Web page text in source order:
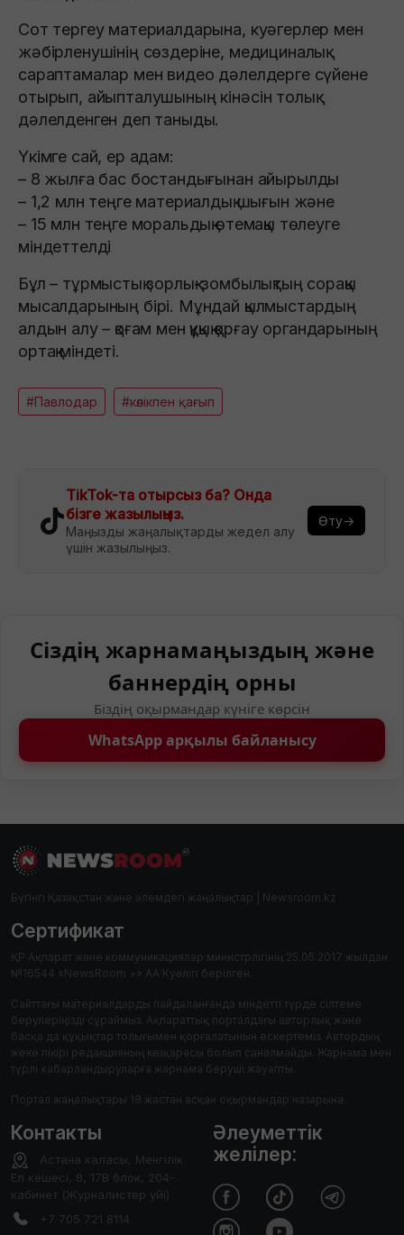
Сот тергеу материалдарына, куәгерлер мен
жәбірленушінің сөздеріне, медициналық
сараптамалар мен видео дәлелдерге сүйене
отырып, айыпталушының кінәсін толық
дәлелденген деп таныды.
Үкімге сай, ер адам:
– 8 жылға бас бостандығынан айырылды
– 1,2 млн теңге материалдық шығын және
– 15 млн теңге моральдық өтемақы төлеуге
міндеттелді
Бұл – тұрмыстық зорлық-зомбылықтың сорақы
мысалдарының бірі. Мұндай қылмыстардың
алдын алу – қоғам мен құқық қорғау органдарының
ортақ міндеті.
#Павлодар #көлікпен қағып
TikTok-та отырсыз ба? Онда
бізге жазылыңыз.
Маңызды жаңалықтарды жедел алу
үшін жазылыңыз.
Өту→
Сіздің жарнамаңыздың және
баннердің орны
Біздің оқырмандар күніге көрсін
WhatsApp арқылы байланысу
Бүгінгі Қазақстан және әлемдегі жаңалықтар | Newsroom.kz
Сертификат
ҚР Ақпарат және коммуникациялар министрлігінің 25.05.2017 жылдан
№16544 «NewsRoom +» АА Куәлігі берілген.
Сайттағы материалдарды пайдаланғанда міндетті түрде сілтеме
берулеріңізді сұраймыз. Ақпараттық порталдағы авторлық және
басқа да құқықтар толығымен қорғалатынын ескертеміз. Автордың
жеке пікірі редакцияның көзқарасы болып саналмайды. Жарнама мен
түрлі хабарландыруларға жарнама беруші жауапты.
Портал жаңалықтары 18 жастан асқан оқырмандар назарына.
Контакты
Астана каласы, Менгілік
Ел кешесі, 8, 17В блок, 204-
кабинет (Журналистер уйі)
+7 705 721 8114
Әлеуметтік
желілер: